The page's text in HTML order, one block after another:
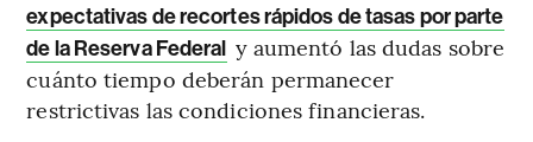
expectativas de recortes rápidos de tasas por parte
de la Reserva Federal y aumentó las dudas sobre
cuánto tiempo deberán permanecer
restrictivas las condiciones financieras.